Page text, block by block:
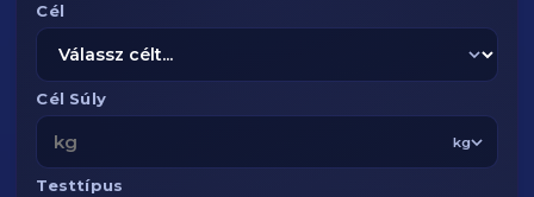
Cél
Cél Súly
kg
Testtípus